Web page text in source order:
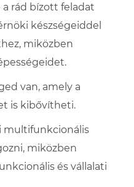
a rád bízott feladat
készségeiddel
miközben
van, amely a
is kibővítheti.
multifunkcionális
miközben
és vállalati